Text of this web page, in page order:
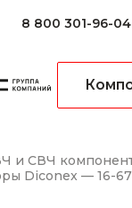
8 800 301-96-04
и СВЧ
Diconex — 16-